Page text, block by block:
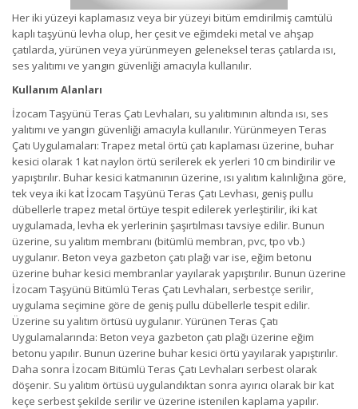
Her iki yüzeyi kaplamasız veya bir yüzeyi bitüm emdirilmiş camtülü
kaplı taşyünü levha olup, her çesit ve eğimdeki metal ve ahşap
çatılarda, yürünen veya yürünmeyen geleneksel teras çatılarda ısı,
ses yalıtımı ve yangın güvenliği amacıyla kullanılır.
Kullanım Alanları
İzocam Taşyünü Teras Çatı Levhaları, su yalıtımının altında ısı, ses
yalıtımı ve yangın güvenliği amacıyla kullanılır. Yürünmeyen Teras
Çatı Uygulamaları: Trapez metal örtü çatı kaplaması üzerine, buhar
kesici olarak 1 kat naylon örtü serilerek ek yerleri 10 cm bindirilir ve
yapıştırılır. Buhar kesici katmanının üzerine, ısı yalıtım kalınlığına göre,
tek veya iki kat İzocam Taşyünü Teras Çatı Levhası, geniş pullu
dübellerle trapez metal örtüye tespit edilerek yerleştirilir, iki kat
uygulamada, levha ek yerlerinin şaşırtılması tavsiye edilir. Bunun
üzerine, su yalıtım membranı (bitümlü membran, pvc, tpo vb.)
uygulanır. Beton veya gazbeton çatı plağı var ise, eğim betonu
üzerine buhar kesici membranlar yayılarak yapıştırılır. Bunun üzerine
İzocam Taşyünü Bitümlü Teras Çatı Levhaları, serbestçe serilir,
uygulama seçimine göre de geniş pullu dübellerle tespit edilir.
Üzerine su yalıtım örtüsü uygulanır. Yürünen Teras Çatı
Uygulamalarında: Beton veya gazbeton çatı plağı üzerine eğim
betonu yapılır. Bunun üzerine buhar kesici örtü yayılarak yapıştırılır.
Daha sonra İzocam Bitümlü Teras Çatı Levhaları serbest olarak
döşenir. Su yalıtım örtüsü uygulandıktan sonra ayırıcı olarak bir kat
keçe serbest şekilde serilir ve üzerine istenilen kaplama yapılır.